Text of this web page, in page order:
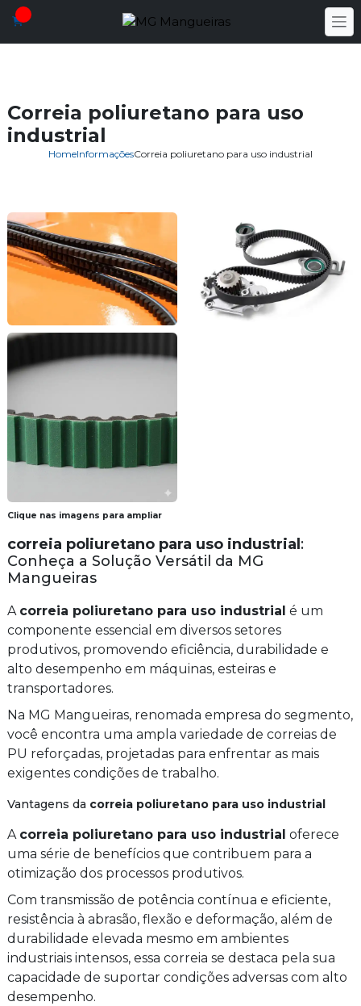
HomeInformaçõesCorreia poliuretano para uso industrial
Correia poliuretano para uso
industrial
Clique nas imagens para ampliar
correia poliuretano para uso industrial :
Conheça a Solução Versátil da MG
Mangueiras
A correia poliuretano para uso industrial é um
componente essencial em diversos setores
produtivos, promovendo eficiência, durabilidade e
alto desempenho em máquinas, esteiras e
transportadores.
Na MG Mangueiras, renomada empresa do segmento,
você encontra uma ampla variedade de correias de
PU reforçadas, projetadas para enfrentar as mais
exigentes condições de trabalho.
Vantagens da correia poliuretano para uso industrial
A correia poliuretano para uso industrial oferece
uma série de benefícios que contribuem para a
otimização dos processos produtivos.
Com transmissão de potência contínua e eficiente,
resistência à abrasão, flexão e deformação, além de
durabilidade elevada mesmo em ambientes
industriais intensos, essa correia se destaca pela sua
capacidade de suportar condições adversas com alto
desempenho.